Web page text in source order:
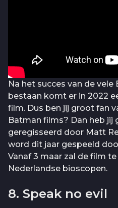
Na het succes van de
bestaan komt er in 2022
film. Dus ben jij groot fan
Batman films? Dan heb jij
geregisseerd door Matt
word dit jaar gespeeld
Vanaf 3 maar zal de film
Nederlandse bioscopen.
8. Speak no evil